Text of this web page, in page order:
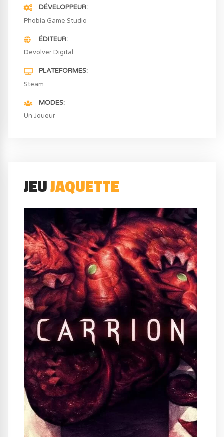
DÉVELOPPEUR
Phobia Game Studio
ÉDITEUR
Devolver Digital
PLATEFORMES
Steam
MODES
Un Joueur
JEUJAQUETTE